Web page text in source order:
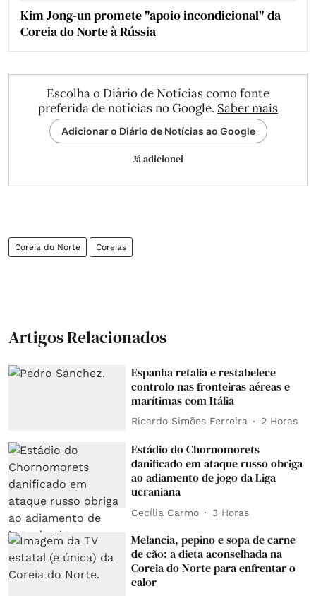
Kim Jong-un promete "apoio incondicional" da
Coreia do Norte à Rússia
Escolha o Diário de Notícias como fonte
preferida de notícias no Google. Saber mais
Adicionar o Diário de Notícias ao Google
Já adicionei
Coreia do Norte Coreias
Artigos Relacionados
Espanha retalia e restabelece
controlo nas fronteiras aéreas e
marítimas com Itália
Ricardo Simões Ferreira 2 Horas
Estádio do Chornomorets
danificado em ataque russo obriga
ao adiamento de jogo da Liga
ucraniana
Cecília Carmo 3 Horas
Melancia, pepino e sopa de carne
de cão: a dieta aconselhada na
Coreia do Norte para enfrentar o
calor